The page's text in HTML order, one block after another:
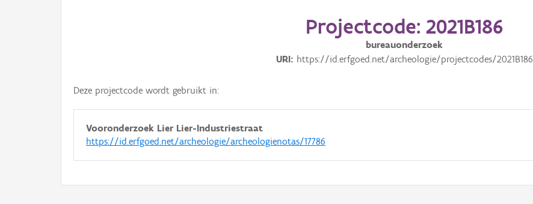
Projectcode: 2021B186
bureauonderzoek
URI
https://id.erfgoed.net/archeologie/projectcodes/2021B186
Deze projectcode wordt gebruikt in:
Vooronderzoek Lier Lier-Industriestraat
https://id.erfgoed.net/archeologie/archeologienotas/17786